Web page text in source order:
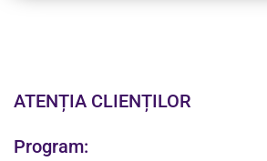
ATENȚIA CLIENȚILOR
Program: